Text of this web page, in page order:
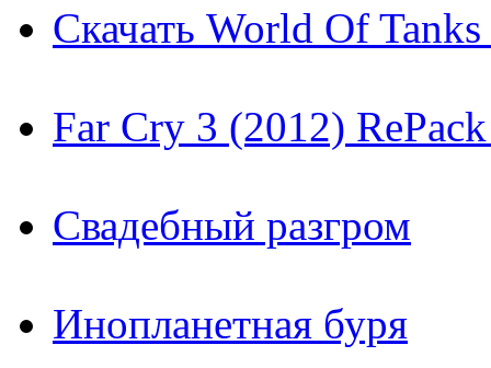
Скачать World Of
Far Cry 3 (2012)
Свадебный разгром
Инопланетная буря